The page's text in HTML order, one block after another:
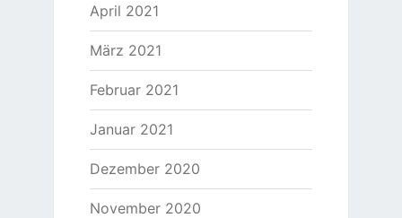
April 2021
März 2021
Februar 2021
Januar 2021
Dezember 2020
November 2020